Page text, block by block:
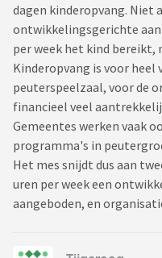
dagen kinderopvang. Niet
ontwikkelingsgerichte
per week het kind bereikt,
Kinderopvang is voor heel
peuterspeelzaal, voor de
financieel veel
Gemeentes werken vaak
programma's in
Het mes snijdt dus aan
uren per week een
aangeboden, en